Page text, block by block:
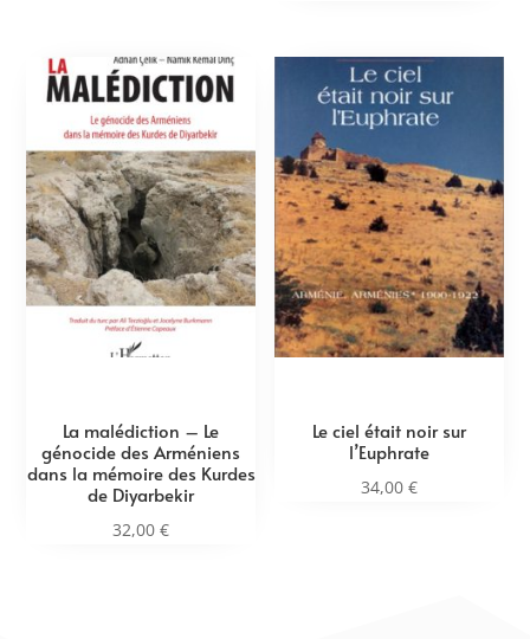
La malédiction – Le
génocide des Arméniens
dans la mémoire des Kurdes
de Diyarbekir
32,00€
Le ciel était noir sur
l’Euphrate
34,00 €